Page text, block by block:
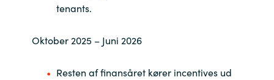
Slovenia
Singapore
tenants.
Oktober 2025 – Juni 2026
Resten af finansåret kører incentives ud